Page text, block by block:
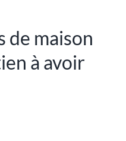
de maison
à avoir